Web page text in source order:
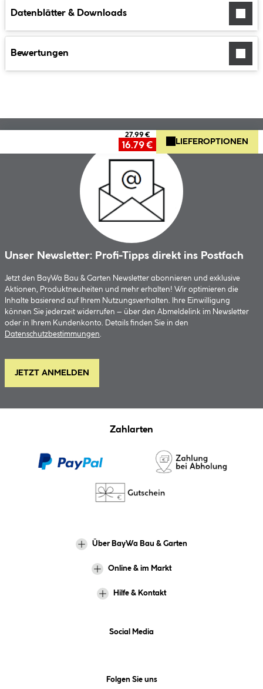
Datenblätter & Downloads
Bewertungen
27.99 €
16.79 € LIEFEROPTIONEN
Unser Newsletter: Profi-Tipps direkt ins Postfach
Jetzt den BayWa Bau & Garten Newsletter abonnieren und exklusive
Aktionen, Produktneuheiten und mehr erhalten! Wir optimieren die
Inhalte basierend auf Ihrem Nutzungsverhalten. Ihre Einwilligung
können Sie jederzeit widerrufen – über den Abmeldelink im Newsletter
oder in Ihrem Kundenkonto. Details finden Sie in den
Datenschutzbestimmungen.
JETZT ANMELDEN
Zahlarten
Über BayWa Bau & Garten
Online & im Markt
Hilfe & Kontakt
Social Media
Folgen Sie uns